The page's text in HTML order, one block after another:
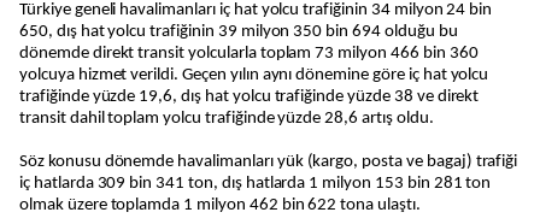
Türkiye geneli havalimanları iç hat yolcu trafiğinin 34 milyon 24 bin
650, dış hat yolcu trafiğinin 39 milyon 350 bin 694 olduğu bu
dönemde direkt transit yolcularla toplam 73 milyon 466 bin 360
yolcuya hizmet verildi. Geçen yılın aynı dönemine göre iç hat yolcu
trafiğinde yüzde 19,6, dış hat yolcu trafiğinde yüzde 38 ve direkt
transit dahil toplam yolcu trafiğinde yüzde 28,6 artış oldu.
Söz konusu dönemde havalimanları yük (kargo, posta ve bagaj) trafiği
iç hatlarda 309 bin 341 ton, dış hatlarda 1 milyon 153 bin 281 ton
olmak üzere toplamda 1 milyon 462 bin 622 tona ulaştı.